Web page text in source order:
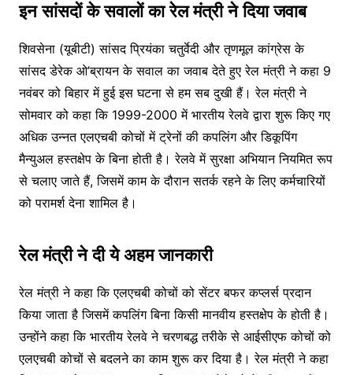
इन सांसदों के सवालों का रेल मंत्री ने दिया जवाब
शिवसेना (यूबीटी) सांसद प्रियंका चतुर्वेदी और तृणमूल कांग्रेस के
सांसद डेरेक ओ’ब्रायन के सवाल का जवाब देते हुए रेल मंत्री ने कहा 9
नवंबर को बिहार में हुई इस घटना से हम सब दुखी हैं। रेल मंत्री ने
सोमवार को कहा कि 1999-2000 में भारतीय रेलवे द्वारा शुरू किए गए
अधिक उन्नत एलएचबी कोचों में ट्रेनों की कपलिंग और डिकूपिंग
मैन्युअल हस्तक्षेप के बिना होती है। रेलवे में सुरक्षा अभियान नियमित रूप
से चलाए जाते हैं, जिसमें काम के दौरान सतर्क रहने के लिए कर्मचारियों
को परामर्श देना शामिल है।
रेल मंत्री ने दी ये अहम जानकारी
रेल मंत्री ने कहा कि एलएचबी कोचों को सेंटर बफर कप्लर्स प्रदान
किया जाता है जिसमें कपलिंग बिना किसी मानवीय हस्तक्षेप के होती है।
उन्होंने कहा कि भारतीय रेलवे ने चरणबद्ध तरीके से आईसीएफ कोचों को
एलएचबी कोचों से बदलने का काम शुरू कर दिया है। रेल मंत्री ने कहा